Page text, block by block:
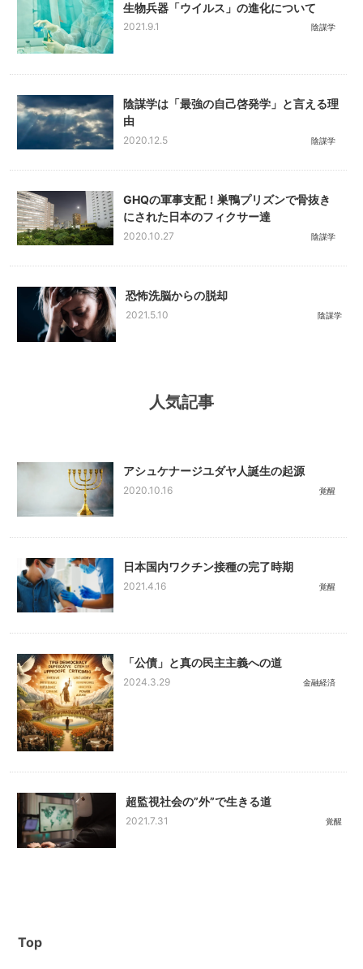
生物兵器「ウイルス」の進化について
2021.9.1 陰謀学
陰謀学は「最強の自己啓発学」と言える理
由
2020.12.5 陰謀学
GHQの軍事支配！巣鴨プリズンで骨抜き
にされた日本のフィクサー達
2020.10.27 陰謀学
恐怖洗脳からの脱却
2021.5.10 陰謀学
人気記事
アシュケナージユダヤ人誕生の起源
2020.10.16 覚醒
日本国内ワクチン接種の完了時期
2021.4.16 覚醒
「公債」と真の民主主義への道
2024.3.29 金融経済
超監視社会の”外”で生きる道
2021.7.31 覚醒
Top